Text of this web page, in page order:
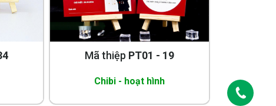
Mã thiệp PT01 - 19
Chibi - hoạt hình